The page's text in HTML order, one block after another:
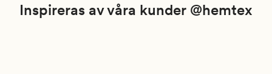
Inspireras av våra kunder @hemtex